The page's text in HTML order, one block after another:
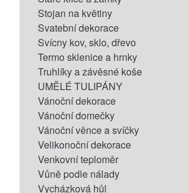
Stojan na květiny
Svatební dekorace
Svícny kov, sklo, dřevo
Termo sklenice a hrnky
Truhlíky a závěsné koše
UMĚLÉ TULIPÁNY
Vánoční dekorace
Vánoční domečky
Vánoční věnce a svíčky
Velikonoční dekorace
Venkovní teploměr
Vůně podle nálady
Vycházková hůl